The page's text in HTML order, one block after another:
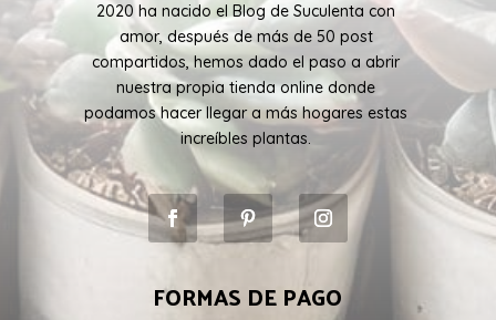
2020 ha nacido el Blog de Suculenta con
amor, después de más de 50 post
compartidos, hemos dado el paso a abrir
nuestra propia tienda online donde
podamos hacer llegar a más hogares estas
increíbles plantas.
FORMAS DE PAGO